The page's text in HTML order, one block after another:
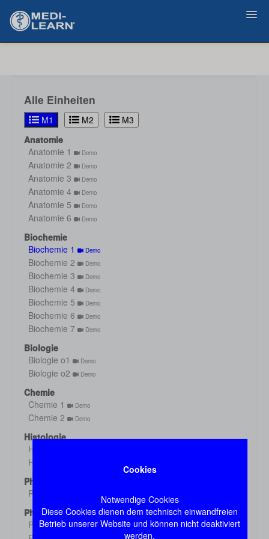
Cookies
Notwendige Cookies
Diese Cookies dienen dem technisch einwandfreien
Betrieb unserer Website und können nicht deaktiviert
werden.
Alle Einheiten
M1 M2
M3
Anatomie
Anatomie 1
Demo
Anatomie 2 Demo
Anatomie 3 Demo
Anatomie 4 Demo
Anatomie 5 Demo
Anatomie 6 Demo
Biochemie
Biochemie 1
Demo
Biochemie 2 Demo
Biochemie 3 Demo
Biochemie 4 Demo
Biochemie 5 Demo
Biochemie 6 Demo
Biochemie 7 Demo
Biologie
Biologie o1
Demo
Biologie o2 Demo
Chemie
Chemie 1
Demo
Chemie 2 Demo
Histologie
Histologie s1
Histologie s2
Physik
Physik
Physiologie
Physiologie 1
Demo